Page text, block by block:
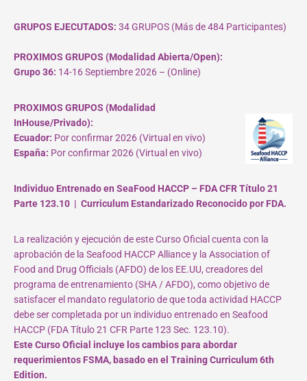
GRUPOS EJECUTADOS: 34 GRUPOS (Más de 484 Participantes)
PROXIMOS GRUPOS (Modalidad Abierta/Open):
Grupo 36: 14-16 Septiembre 2026 – (Online)
PROXIMOS GRUPOS (Modalidad
InHouse/Privado):
Ecuador: Por confirmar 2026 (Virtual en vivo)
España: Por confirmar 2026 (Virtual en vivo)
Individuo Entrenado en SeaFood HACCP – FDA CFR Título 21
Parte 123.10 | Curriculum Estandarizado Reconocido por FDA.
La realización y ejecución de este Curso Oficial cuenta con la
aprobación de la Seafood HACCP Alliance y la Association of
Food and Drug Officials (AFDO) de los EE.UU, creadores del
programa de entrenamiento (SHA / AFDO), como objetivo de
satisfacer el mandato regulatorio de que toda actividad HACCP
debe ser completada por un individuo entrenado en Seafood
HACCP (FDA Título 21 CFR Parte 123 Sec. 123.10).
Este Curso Oficial incluye los cambios para abordar
requerimientos FSMA, basado en el Training Curriculum 6th
Edition.